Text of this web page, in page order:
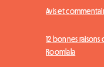
Avis et
12 bonnes
Roomlala